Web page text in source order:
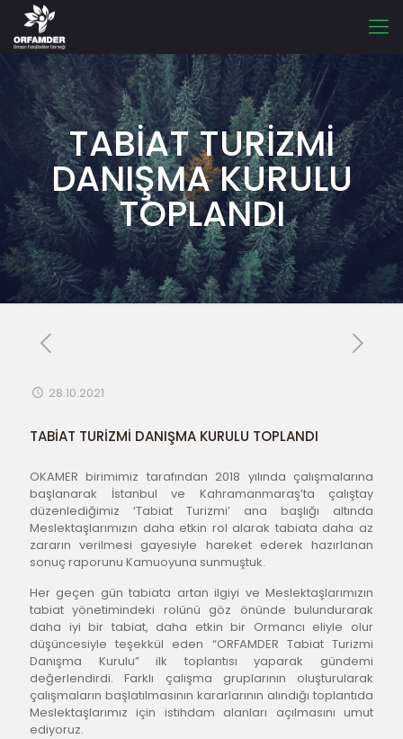
TABİAT TURİZMİ
DANIŞMA KURULU
TOPLANDI
28.10.2021
TABİAT TURİZMİ DANIŞMA KURULU TOPLANDI
OKAMER birimimiz tarafından 2018 yılında çalışmalarına
başlanarak İstanbul ve Kahramanmaraş’ta çalıştay
düzenlediğimiz ‘Tabiat Turizmi’ ana başlığı altında
Meslektaşlarımızın daha etkin rol alarak tabiata daha az
zararın verilmesi gayesiyle hareket ederek hazırlanan
sonuç raporunu Kamuoyuna sunmuştuk.
Her geçen gün tabiata artan ilgiyi ve Meslektaşlarımızın
tabiat yönetimindeki rolünü göz önünde bulundurarak
daha iyi bir tabiat, daha etkin bir Ormancı eliyle olur
düşüncesiyle teşekkül eden “ORFAMDER Tabiat Turizmi
Danışma Kurulu” ilk toplantısı yaparak gündemi
değerlendirdi. Farklı çalışma gruplarının oluşturularak
çalışmaların başlatılmasının kararlarının alındığı toplantıda
Meslektaşlarımız için istihdam alanları açılmasını umut
ediyoruz.